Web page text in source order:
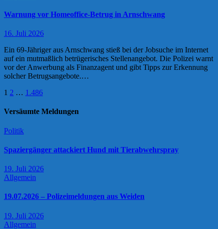
Warnung vor Homeoffice-Betrug in Arnschwang
16. Juli 2026
Ein 69-Jähriger aus Arnschwang stieß bei der Jobsuche im Internet
auf ein mutmaßlich betrügerisches Stellenangebot. Die Polizei warnt
vor der Anwerbung als Finanzagent und gibt Tipps zur Erkennung
solcher Betrugsangebote.…
Seitennummerierung
der
1 2 … 1.486
Versäumte Meldungen
Politik
Spaziergänger attackiert Hund mit Tierabwehrspray
19. Juli 2026
Allgemein
19.07.2026 – Polizeimeldungen aus Weiden
19. Juli 2026
Allgemein